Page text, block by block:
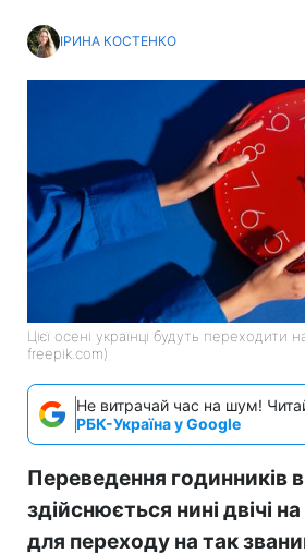
ІРИНА КОСТЕНКО
Цієї осені українці будуть переходити
freepik.com)
Не витрачай час на шум!
РБК-Україна у Google
Переведення годинників в
здійснюється нині двічі
для переходу на так